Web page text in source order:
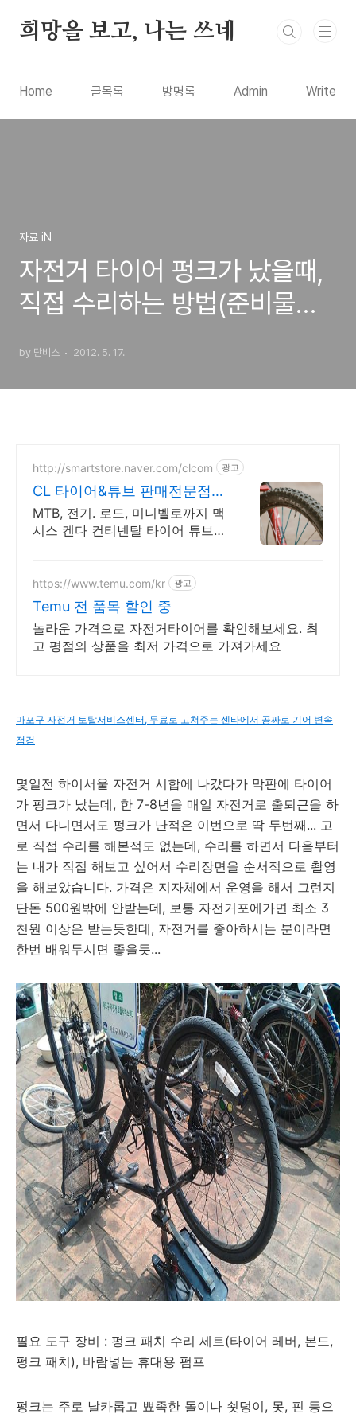
희망을 보고, 나는 쓰네
Home 글목록 방명록 Admin Write
자료 iN
자전거 타이어 펑크가 났을때,
직접 수리하는 방법(준비물은
by 단비스 2012. 5. 17.
http://smartstore.naver.com/clcom 광고
CL 타이어&튜브 판매전문점
모든 타이어&튜브 규격보유중
MTB, 전기. 로드, 미니벨로까지 맥
시스 켄다 컨티넨탈 타이어 튜브보
https://www.temu.com/kr 광고
Temu 전 품목 할인 중
놀라운 가격으로 자전거타이어를 확인해보세요. 최
고 평점의 상품을 최저 가격으로 가져가세요
마포구 자전거 토탈서비스센터, 무료로 고쳐주는 센타에서 공짜로 기어 변속
점검
몇일전 하이서울 자전거 시합에 나갔다가 막판에 타이어
가 펑크가 났는데, 한 7-8년을 매일 자전거로 출퇴근을 하
면서 다니면서도 펑크가 난적은 이번으로 딱 두번째... 고
로 직접 수리를 해본적도 없는데, 수리를 하면서 다음부터
는 내가 직접 해보고 싶어서 수리장면을 순서적으로 촬영
을 해보았습니다. 가격은 지자체에서 운영을 해서 그런지
단돈 500원밖에 안받는데, 보통 자전거포에가면 최소 3
천원 이상은 받는듯한데, 자전거를 좋아하시는 분이라면
한번 배워두시면 좋을듯...
필요 도구 장비 : 펑크 패치 수리 세트(타이어 레버, 본드,
펑크 패치), 바람넣는 휴대용 펌프
펑크는 주로 날카롭고 뾰족한 돌이나 쇳덩이, 못, 핀 등으